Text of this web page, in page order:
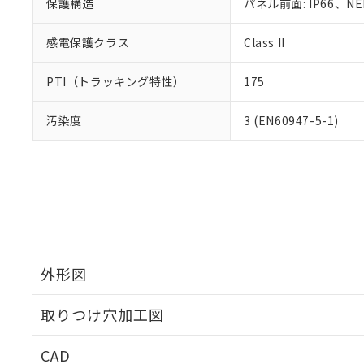
保護構造 パネル前面: IP66、
感電保護クラス Class II
PTI（トラッキング特性） 175
汚染度 3 (EN60947-5-1)
外形図
取りつけ穴加工図
CAD